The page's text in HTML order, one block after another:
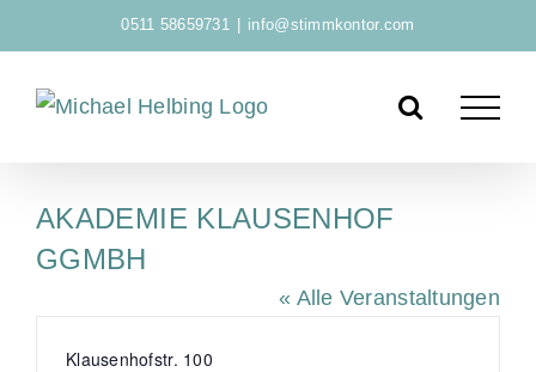
Inhalt
springen
0511 58659731 info@stimmkontor.com
AKADEMIE KLAUSENHOF
GGMBH
« Alle Veranstaltungen
A
Klausenhofstr. 100